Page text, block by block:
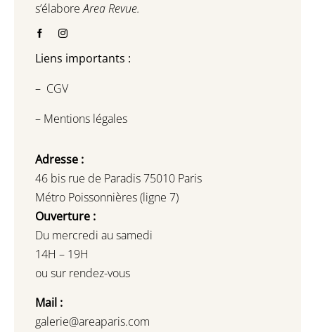
s’élaboreArea Revue.
Liens importants :
– CGV
– Mentions légales
Adresse :
46 bis rue de Paradis 75010 Paris
Métro Poissonnières (ligne 7)
Ouverture :
Du mercredi au samedi
14H – 19H
ou sur rendez-vous
Mail :
galerie@areaparis.com